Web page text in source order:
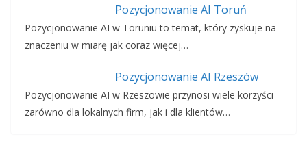
Pozycjonowanie AI Toruń
Pozycjonowanie AI w Toruniu to temat, który zyskuje na
znaczeniu w miarę jak coraz więcej…
Pozycjonowanie AI Rzeszów
Pozycjonowanie AI w Rzeszowie przynosi wiele korzyści
zarówno dla lokalnych firm, jak i dla klientów…